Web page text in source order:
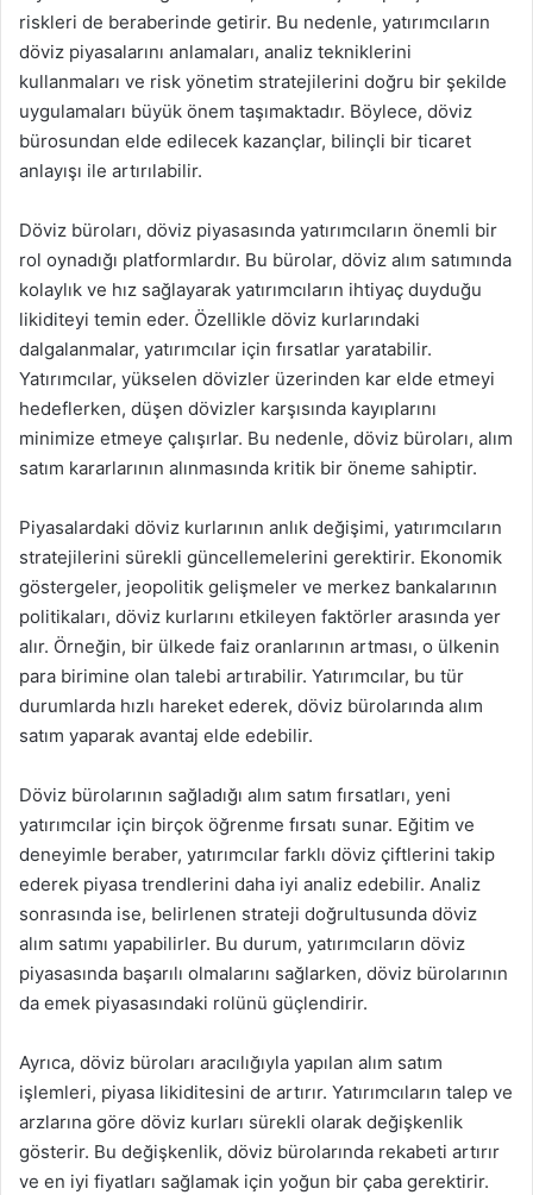
riskleri de beraberinde getirir. Bu nedenle, yatırımcıların
döviz piyasalarını anlamaları, analiz tekniklerini
kullanmaları ve risk yönetim stratejilerini doğru bir şekilde
uygulamaları büyük önem taşımaktadır. Böylece, döviz
bürosundan elde edilecek kazançlar, bilinçli bir ticaret
anlayışı ile artırılabilir.
Döviz büroları, döviz piyasasında yatırımcıların önemli bir
rol oynadığı platformlardır. Bu bürolar, döviz alım satımında
kolaylık ve hız sağlayarak yatırımcıların ihtiyaç duyduğu
likiditeyi temin eder. Özellikle döviz kurlarındaki
dalgalanmalar, yatırımcılar için fırsatlar yaratabilir.
Yatırımcılar, yükselen dövizler üzerinden kar elde etmeyi
hedeflerken, düşen dövizler karşısında kayıplarını
minimize etmeye çalışırlar. Bu nedenle, döviz büroları, alım
satım kararlarının alınmasında kritik bir öneme sahiptir.
Piyasalardaki döviz kurlarının anlık değişimi, yatırımcıların
stratejilerini sürekli güncellemelerini gerektirir. Ekonomik
göstergeler, jeopolitik gelişmeler ve merkez bankalarının
politikaları, döviz kurlarını etkileyen faktörler arasında yer
alır. Örneğin, bir ülkede faiz oranlarının artması, o ülkenin
para birimine olan talebi artırabilir. Yatırımcılar, bu tür
durumlarda hızlı hareket ederek, döviz bürolarında alım
satım yaparak avantaj elde edebilir.
Döviz bürolarının sağladığı alım satım fırsatları, yeni
yatırımcılar için birçok öğrenme fırsatı sunar. Eğitim ve
deneyimle beraber, yatırımcılar farklı döviz çiftlerini takip
ederek piyasa trendlerini daha iyi analiz edebilir. Analiz
sonrasında ise, belirlenen strateji doğrultusunda döviz
alım satımı yapabilirler. Bu durum, yatırımcıların döviz
piyasasında başarılı olmalarını sağlarken, döviz bürolarının
da emek piyasasındaki rolünü güçlendirir.
Ayrıca, döviz büroları aracılığıyla yapılan alım satım
işlemleri, piyasa likiditesini de artırır. Yatırımcıların talep ve
arzlarına göre döviz kurları sürekli olarak değişkenlik
gösterir. Bu değişkenlik, döviz bürolarında rekabeti artırır
ve en iyi fiyatları sağlamak için yoğun bir çaba gerektirir.